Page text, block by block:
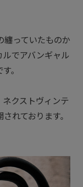
纏っていたものか
ルでアバンギャル
。
クストヴィンテ
れております。